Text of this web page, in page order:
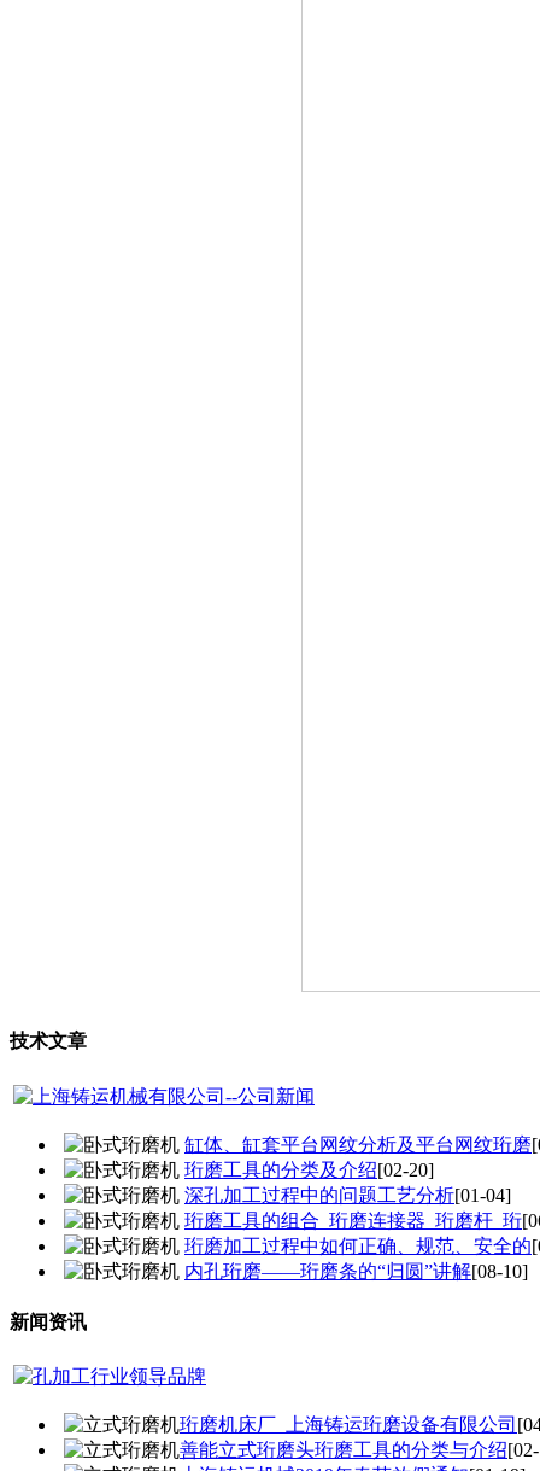
技术文章
缸体、缸套平台网纹分析及平台网纹珩磨
珩磨工具的分类及介绍[02-20]
深孔加工过程中的问题工艺分析[01-04]
珩磨工具的组合_珩磨连接器_珩磨杆_珩
珩磨加工过程中如何正确、规范、安全的
内孔珩磨——珩磨条的“归圆”讲解[08-10]
新闻资讯
珩磨机床厂_上海铸运珩磨设备有限公司
善能立式珩磨头珩磨工具的分类与介绍